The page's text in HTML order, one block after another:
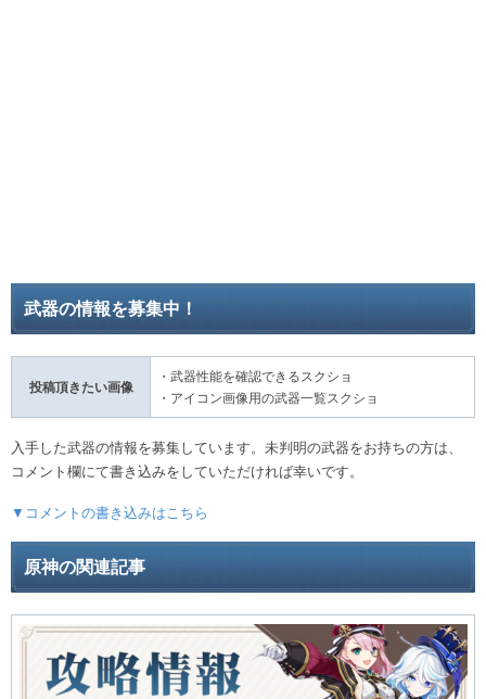
武器の情報を募集中！
投稿頂きたい画像
・武器性能を確認できるスクショ
・アイコン画像用の武器一覧スクショ
入手した武器の情報を募集しています。未判明の武器をお持ちの方は、
コメント欄にて書き込みをしていただければ幸いです。
▼コメントの書き込みはこちら
原神の関連記事